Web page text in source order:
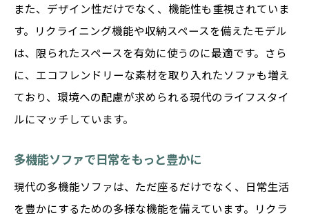
また、デザイン性だけでなく、機能性も重視されていま
す。リクライニング機能や収納スペースを備えたモデル
は、限られたスペースを有効に使うのに最適です。さら
に、エコフレンドリーな素材を取り入れたソファも増え
ており、環境への配慮が求められる現代のライフスタイ
ルにマッチしています。
多機能ソファで日常をもっと豊かに
現代の多機能ソファは、ただ座るだけでなく、日常生活
を豊かにするための多様な機能を備えています。リクラ